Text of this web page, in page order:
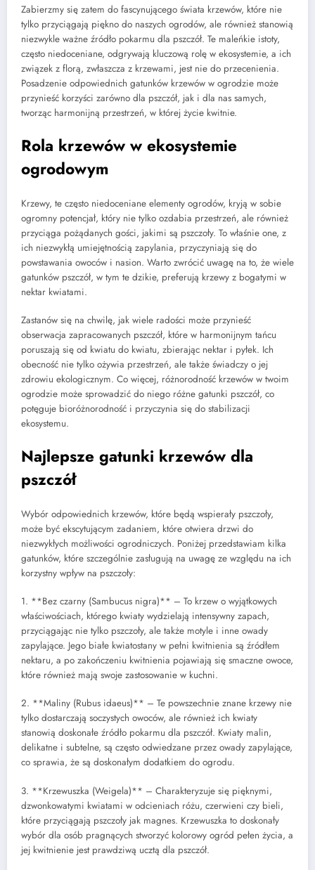
Zabierzmy się zatem do fascynującego świata krzewów, które nie
tylko przyciągają piękno do naszych ogrodów, ale również stanowią
niezwykle ważne źródło pokarmu dla pszczół. Te maleńkie istoty,
często niedoceniane, odgrywają kluczową rolę w ekosystemie, a ich
związek z florą, zwłaszcza z krzewami, jest nie do przecenienia.
Posadzenie odpowiednich gatunków krzewów w ogrodzie może
przynieść korzyści zarówno dla pszczół, jak i dla nas samych,
tworząc harmonijną przestrzeń, w której życie kwitnie.
Rola krzewów w ekosystemie
ogrodowym
Krzewy, te często niedoceniane elementy ogrodów, kryją w sobie
ogromny potencjał, który nie tylko ozdabia przestrzeń, ale również
przyciąga pożądanych gości, jakimi są pszczoły. To właśnie one, z
ich niezwykłą umiejętnością zapylania, przyczyniają się do
powstawania owoców i nasion. Warto zwrócić uwagę na to, że wiele
gatunków pszczół, w tym te dzikie, preferują krzewy z bogatymi w
nektar kwiatami.
Zastanów się na chwilę, jak wiele radości może przynieść
obserwacja zapracowanych pszczół, które w harmonijnym tańcu
poruszają się od kwiatu do kwiatu, zbierając nektar i pyłek. Ich
obecność nie tylko ożywia przestrzeń, ale także świadczy o jej
zdrowiu ekologicznym. Co więcej, różnorodność krzewów w twoim
ogrodzie może sprowadzić do niego różne gatunki pszczół, co
potęguje bioróżnorodność i przyczynia się do stabilizacji
ekosystemu.
Najlepsze gatunki krzewów dla
pszczół
Wybór odpowiednich krzewów, które będą wspierały pszczoły,
może być ekscytującym zadaniem, które otwiera drzwi do
niezwykłych możliwości ogrodniczych. Poniżej przedstawiam kilka
gatunków, które szczególnie zasługują na uwagę ze względu na ich
korzystny wpływ na pszczoły:
1. **Bez czarny (Sambucus nigra)** – To krzew o wyjątkowych
właściwościach, którego kwiaty wydzielają intensywny zapach,
przyciągając nie tylko pszczoły, ale także motyle i inne owady
zapylające. Jego białe kwiatostany w pełni kwitnienia są źródłem
nektaru, a po zakończeniu kwitnienia pojawiają się smaczne owoce,
które również mają swoje zastosowanie w kuchni.
2. **Maliny (Rubus idaeus)** – Te powszechnie znane krzewy nie
tylko dostarczają soczystych owoców, ale również ich kwiaty
stanowią doskonałe źródło pokarmu dla pszczół. Kwiaty malin,
delikatne i subtelne, są często odwiedzane przez owady zapylające,
co sprawia, że są doskonałym dodatkiem do ogrodu.
3. **Krzewuszka (Weigela)** – Charakteryzuje się pięknymi,
dzwonkowatymi kwiatami w odcieniach różu, czerwieni czy bieli,
które przyciągają pszczoły jak magnes. Krzewuszka to doskonały
wybór dla osób pragnących stworzyć kolorowy ogród pełen życia, a
jej kwitnienie jest prawdziwą ucztą dla pszczół.